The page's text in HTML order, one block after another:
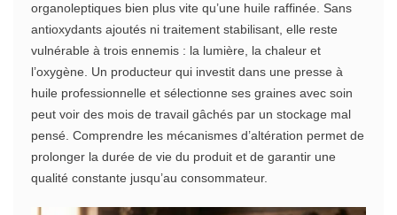
organoleptiques bien plus vite qu’une huile raffinée. Sans
antioxydants ajoutés ni traitement stabilisant, elle reste
vulnérable à trois ennemis : la lumière, la chaleur et
l’oxygène. Un producteur qui investit dans une presse à
huile professionnelle et sélectionne ses graines avec soin
peut voir des mois de travail gâchés par un stockage mal
pensé. Comprendre les mécanismes d’altération permet de
prolonger la durée de vie du produit et de garantir une
qualité constante jusqu’au consommateur.